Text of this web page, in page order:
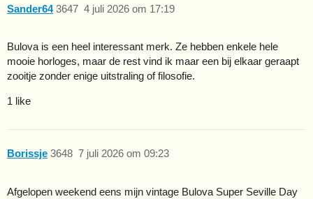
Sander64 4 juli 2026 om 17:19
3647
Bulova is een heel interessant merk. Ze hebben enkele hele
mooie horloges, maar de rest vind ik maar een bij elkaar geraapt
zooitje zonder enige uitstraling of filosofie.
1 like
Borissje 7 juli 2026 om 09:23
3648
Afgelopen weekend eens mijn vintage Bulova Super Seville Day